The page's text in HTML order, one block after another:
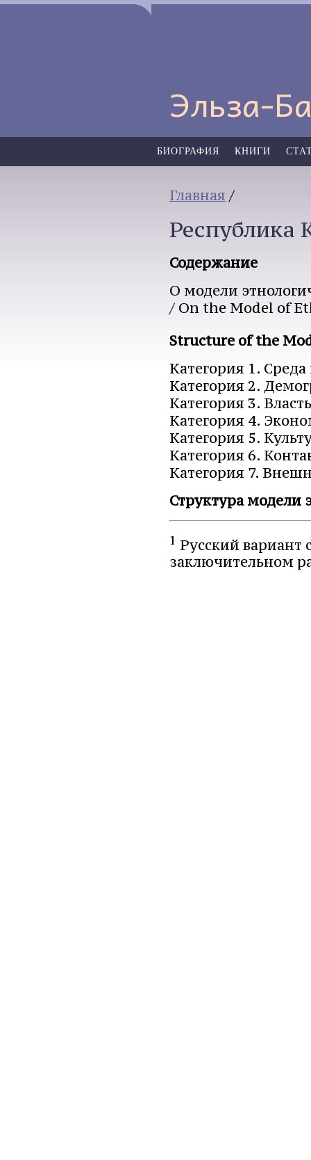
Эльза-
БИОГРАФИЯ КНИГИ
Главная /
Республика
Содержание
О модели
/ On the Model of
Structure of the
Категория 1.
Категория 2.
Категория 3.
Категория 4.
Категория 5.
Категория 6.
Категория 7.
Структура модели
1 Русский вариант
заключительном